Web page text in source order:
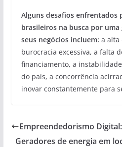
Alguns desafios enfrentados
brasileiros na busca por uma
seus negócios incluem: a alta
burocracia excessiva, a falta
financiamento, a
do país, a concorrência
inovar constantemente para
Empreendedorismo
Geradores de energia em